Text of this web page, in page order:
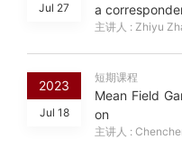
Jul 27
a
主讲人 : Zhiyu
2023
Jul 18
短期课程
Mean Field
on
主讲人 :